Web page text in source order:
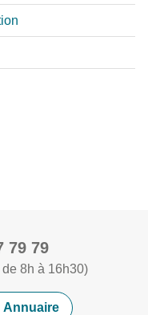
79 79
8h à 16h30)
Annuaire